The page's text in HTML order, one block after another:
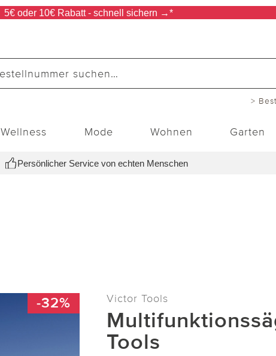
5€ oder 10€ Rabatt - schnell sichern →*
>
Wellness Mode Wohnen Garten
Persönlicher Service von echten Menschen
-32% Victor Tools
Tools